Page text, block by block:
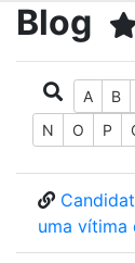
Blog
A B
N
O P
uma vítima